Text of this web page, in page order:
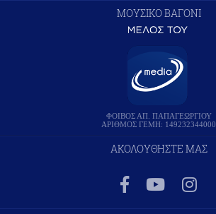
ΜΟΥΣΙΚΟ ΒΑΓΟΝΙ
ΦΟΙΒΟΣ ΑΠ. ΠΑΠΑΓΕΩΡΓΙΟΥ
ΑΡΙΘΜΟΣ ΓΕΜΗ: 149232344000
ΑΚΟΛΟΥΘΗΣΤΕ ΜΑΣ